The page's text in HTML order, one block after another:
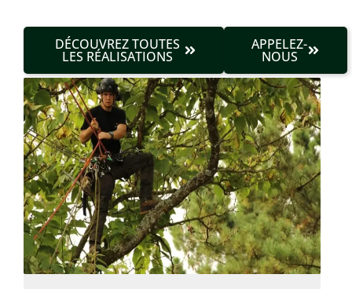
DÉCOUVREZ TOUTES
LES RÉALISATIONS
APPELEZ-
NOUS